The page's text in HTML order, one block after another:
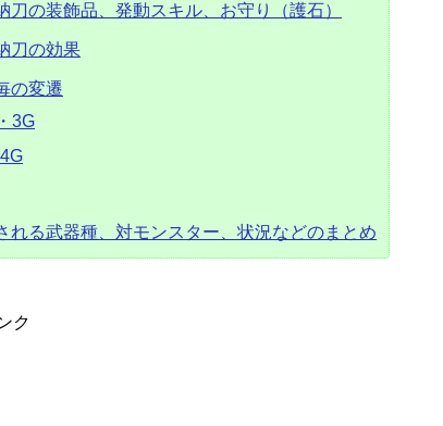
刀の装飾品、発動スキル、お守り（護石）
刀の効果
の変遷
3G
れる武器種、対モンスター、状況などのまとめ
ク